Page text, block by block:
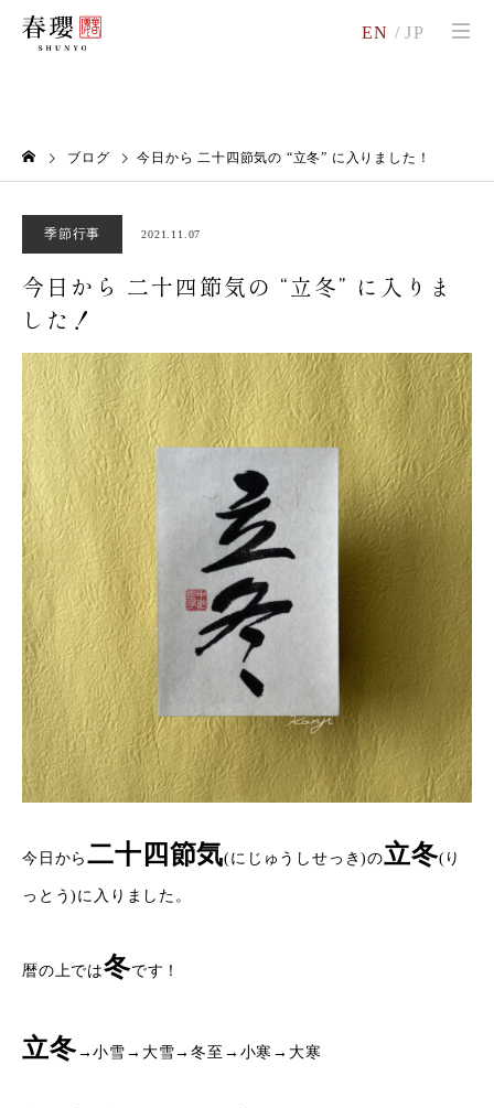
ブログ 今日から 二十四節気の “立冬” に入りました！
季節行事 2021.11.07
今日から 二十四節気の “立冬” に入りま
した！
今日から二十四節気(にじゅうしせっき)の立冬(り
っとう)に入りました。
暦の上では冬です！
立冬→小雪→大雪→冬至→小寒→大寒
EN /JP